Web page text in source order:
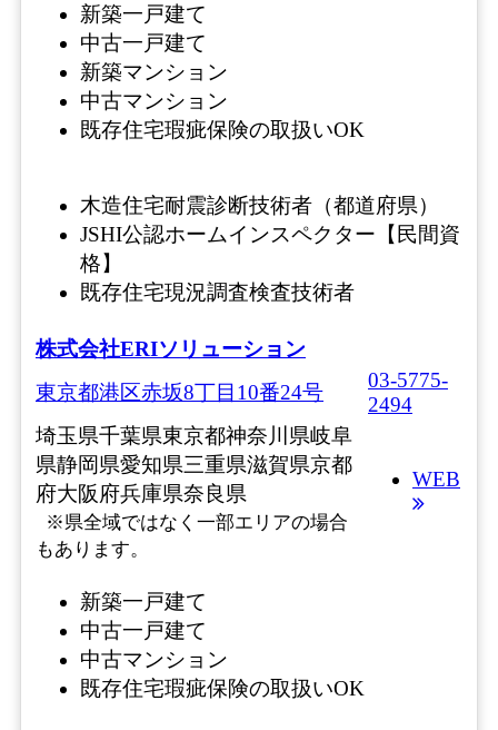
新築一戸建て
中古一戸建て
新築マンション
中古マンション
既存住宅瑕疵保険の取扱いOK
木造住宅耐震診断技術者（都道府県）
JSHI公認ホームインスペクター【民間資
格】
既存住宅現況調査検査技術者
株式会社ERIソリューション
東京都港区赤坂8丁目10番24号
03-5775-
2494
埼玉県千葉県東京都神奈川県岐阜
県静岡県愛知県三重県滋賀県京都
府大阪府兵庫県奈良県
※県全域ではなく一部エリアの場合
もあります。
WEB
新築一戸建て
中古一戸建て
中古マンション
既存住宅瑕疵保険の取扱いOK